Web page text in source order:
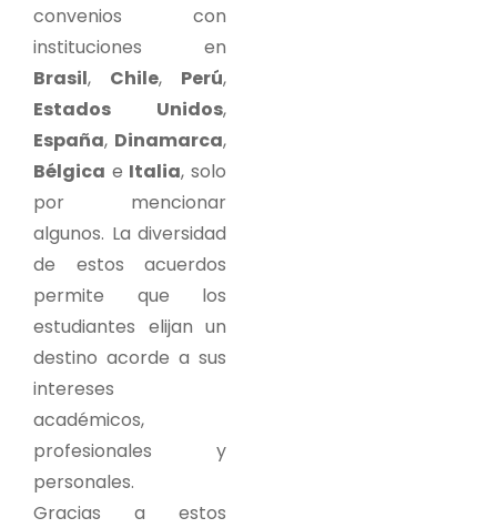
convenios con
instituciones en
Brasil, Chile, Perú,
Estados Unidos,
España, Dinamarca,
Bélgica e Italia, solo
por mencionar
algunos. La diversidad
de estos acuerdos
permite que los
estudiantes elijan un
destino acorde a sus
intereses
académicos,
profesionales y
personales.
Gracias a estos